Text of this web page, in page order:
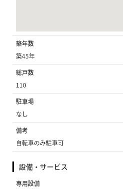
築年数
築45年
総戸数
110
駐車場
なし
備考
自転車のみ駐車可
設備・サービス
専用設備